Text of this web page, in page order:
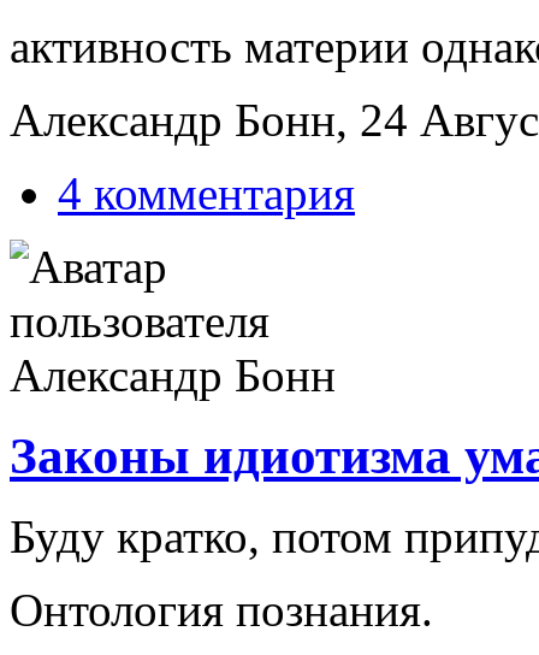
активность материи
Александр Бонн, 24
4 комментария
Законы идиотизма
Буду кратко, потом
Онтология познания.